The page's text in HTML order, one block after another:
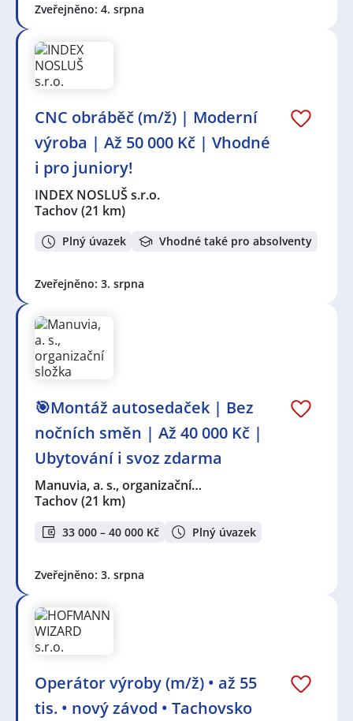
Zveřejněno: 4. srpna
CNC obráběč (m/ž) | Moderní
výroba | Až 50 000 Kč | Vhodné
i pro juniory!
INDEX NOSLUŠ s.r.o.
Tachov(21 km)
Plný úvazek Vhodné také pro absolventy
Zveřejněno: 3. srpna
🎯Montáž autosedaček | Bez
nočních směn | Až 40 000 Kč |
Ubytování i svoz zdarma
Manuvia, a. s., organizační…
Tachov(21 km)
33 000 – 40 000 Kč Plný úvazek
Zveřejněno: 3. srpna
Operátor výroby (m/ž) • až 55
tis. • nový závod • Tachovsko